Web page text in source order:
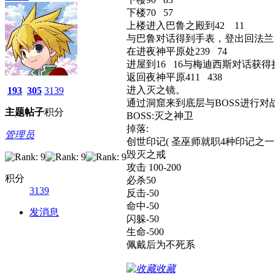
193
主题
305
帖子
3139
积分
管理员
积分
3139
发消息
下楼70 57
上楼进入巴鲁之殿到42 11
与巴鲁对话得到手表，登出回法兰
在进夜神平原处239 74
进屋到16 16与梅迪西斯对话获得
返回夜神平原411 438
进入灭之镜。
通过洞窟来到底层与BOSS进行对
BOSS:灭之神卫
掉落:
创世印记( 圣巫师就职4种印记之
毁灭之戒
攻击 100-200
必杀50
反击-50
命中-50
闪躲-50
生命-500
佩戴后为不死系
收藏